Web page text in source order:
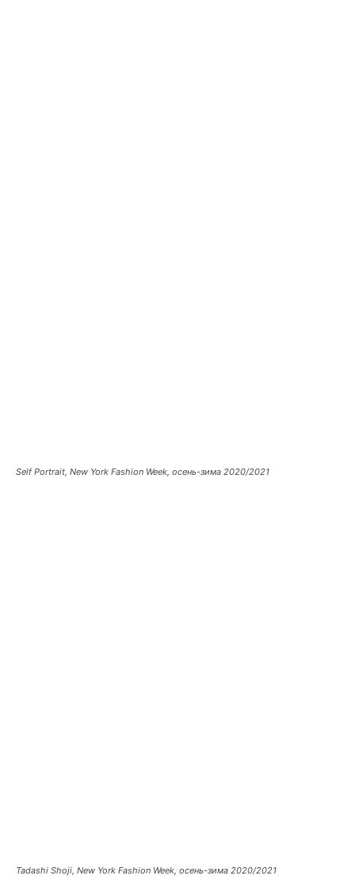
Self Portrait, New York Fashion Week, осень-зима 2020/2021
Tadashi Shoji, New York Fashion Week, осень-зима 2020/2021